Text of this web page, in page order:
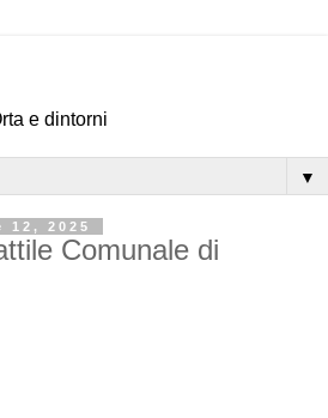
e dintorni
▼
12, 2025
Comunale di